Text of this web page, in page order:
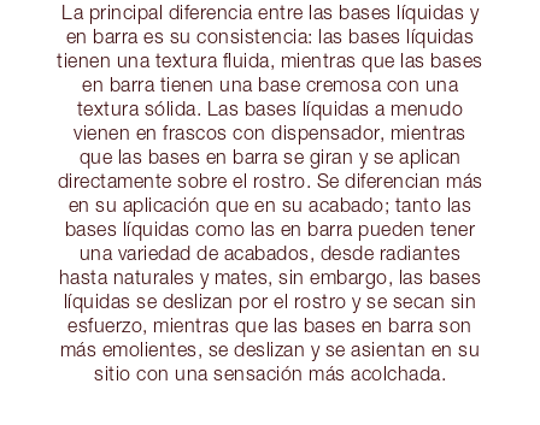
La principal diferencia entre las bases líquidas y
en barra es su consistencia: las bases líquidas
tienen una textura fluida, mientras que las bases
en barra tienen una base cremosa con una
textura sólida. Las bases líquidas a menudo
vienen en frascos con dispensador, mientras
que las bases en barra se giran y se aplican
directamente sobre el rostro. Se diferencian más
en su aplicación que en su acabado; tanto las
bases líquidas como las en barra pueden tener
una variedad de acabados, desde radiantes
hasta naturales y mates, sin embargo, las bases
líquidas se deslizan por el rostro y se secan sin
esfuerzo, mientras que las bases en barra son
más emolientes, se deslizan y se asientan en su
sitio con una sensación más acolchada.